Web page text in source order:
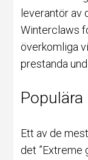
leverantör av
Winterclaws
överkomliga
prestanda
Ett av de
det ”Extreme